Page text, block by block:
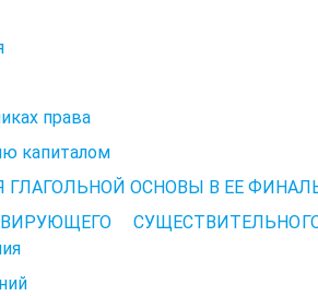
права
капиталом
ОСНОВЫ В ЕЕ